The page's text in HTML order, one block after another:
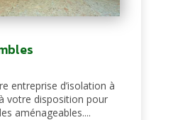
entreprise d’isolation à
votre disposition pour
aménageables....